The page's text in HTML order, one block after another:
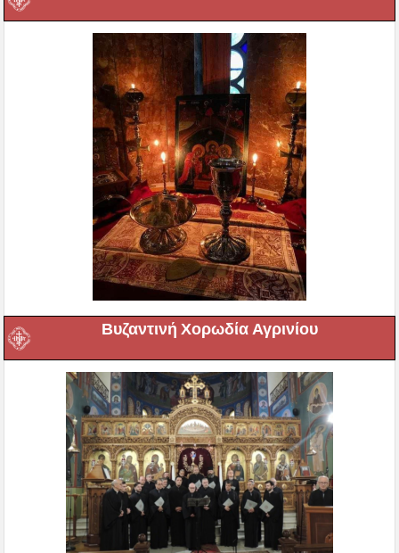
Βυζαντινή Χορωδία Αγρινίου